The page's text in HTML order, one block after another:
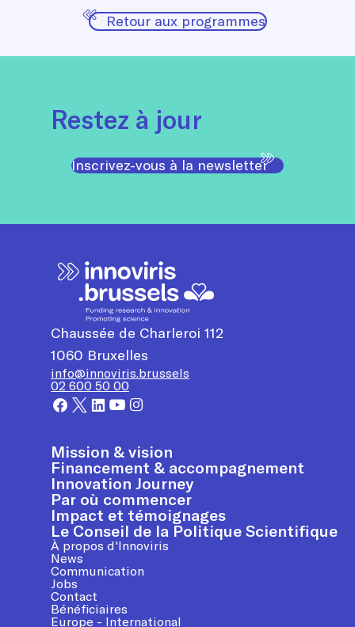
Retour aux programmes
Restez à jour
Inscrivez-vous à la newsletter
Chaussée de Charleroi 112
1060 Bruxelles
info@innoviris.brussels
02 600 50 00
Mission & vision
Financement & accompagnement
Innovation Journey
Par où commencer
Impact et témoignages
Le Conseil de la Politique Scientifique
À propos d'Innoviris
News
Communication
Jobs
Contact
Bénéficiaires
Europe - International